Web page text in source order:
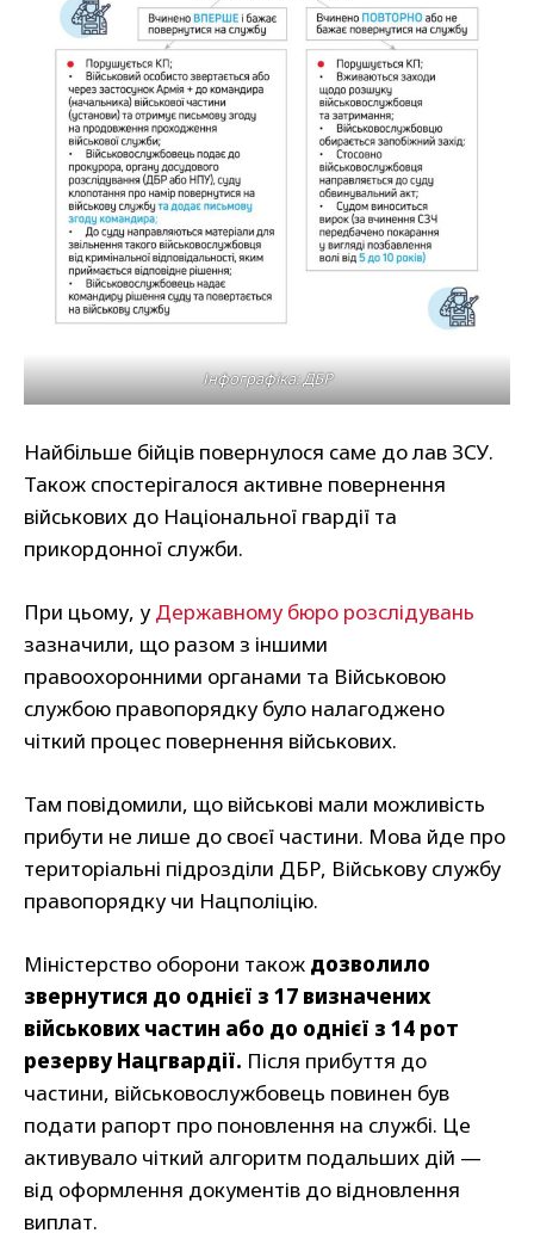
Інфографіка: ДБР
Найбільше бійців повернулося саме до лав ЗСУ.
Також спостерігалося активне повернення
військових до Національної гвардії та
прикордонної служби.
При цьому, у Державному бюро розслідувань
зазначили, що разом з іншими
правоохоронними органами та Військовою
службою правопорядку було налагоджено
чіткий процес повернення військових.
Там повідомили, що військові мали можливість
прибути не лише до своєї частини. Мова йде про
територіальні підрозділи ДБР, Військову службу
правопорядку чи Нацполіцію.
Міністерство оборони також дозволило
звернутися до однієї з 17 визначених
військових частин або до однієї з 14 рот
резерву Нацгвардії. Після прибуття до
частини, військовослужбовець повинен був
подати рапорт про поновлення на службі. Це
активувало чіткий алгоритм подальших дій —
від оформлення документів до відновлення
виплат.